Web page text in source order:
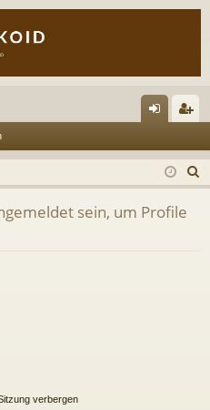
m
el
de
ist
rie
re
u
sein, um Profile
verbergen